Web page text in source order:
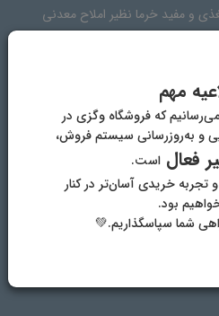
و مفید خرما نظیر املاح معدنی
دیدگاه‌ها
شکر سفید، شیره خرما، شربت
اینورت، پودر کاکائو، لیسیتین سویا(E322)، بکینگ پودر، بی کربنات سدیوم
مهم
که فروشگاه وگزی در
و به‌روزرسانی سیستم فروش،
فعالاست.
و تجربه خریدی آسان‌تر در کنار
بود.
شما سپاسگذاریم.💚